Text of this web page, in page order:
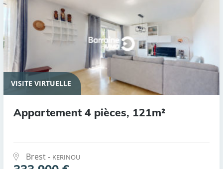
VISITE VIRTUELLE
Appartement 4 pièces, 121m²
Brest - KERINOU